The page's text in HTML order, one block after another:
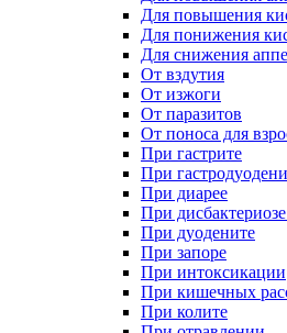
Для повышения
Для понижения
Для снижения
От вздутия
От изжоги
От паразитов
От поноса для
При гастрите
При
При диарее
При
При дуодените
При запоре
При интоксикации
При кишечных
При колите